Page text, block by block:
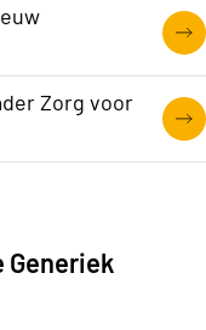
Zorg voor
Generiek